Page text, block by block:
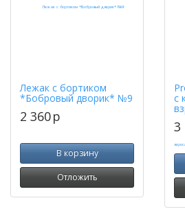
Лежак с бортиком
*Бобровый дворик* №9
2 360p
В корзину
Отложить
с
3